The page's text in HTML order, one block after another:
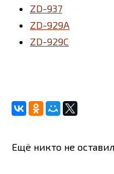
ZD-937
ZD-929A
ZD-929C
Ещё никто не